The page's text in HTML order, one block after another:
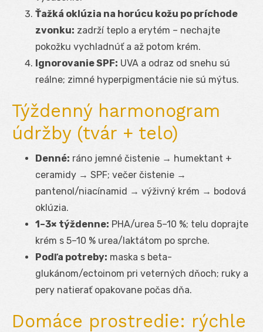
Ťažká oklúzia na horúcu kožu po príchode
zvonku: zadrží teplo a erytém – nechajte
pokožku vychladnúť a až potom krém.
Ignorovanie SPF: UVA a odraz od snehu sú
reálne; zimné hyperpigmentácie nie sú mýtus.
Týždenný harmonogram
údržby (tvár + telo)
Denné: ráno jemné čistenie → humektant +
ceramidy → SPF; večer čistenie →
pantenol/niacínamid → výživný krém → bodová
oklúzia.
1–3× týždenne: PHA/urea 5–10 %; telu doprajte
krém s 5–10 % urea/laktátom po sprche.
Podľa potreby: maska s beta-
glukánom/ectoinom pri veterných dňoch; ruky a
pery natierať opakovane počas dňa.
Domáce prostredie: rýchle